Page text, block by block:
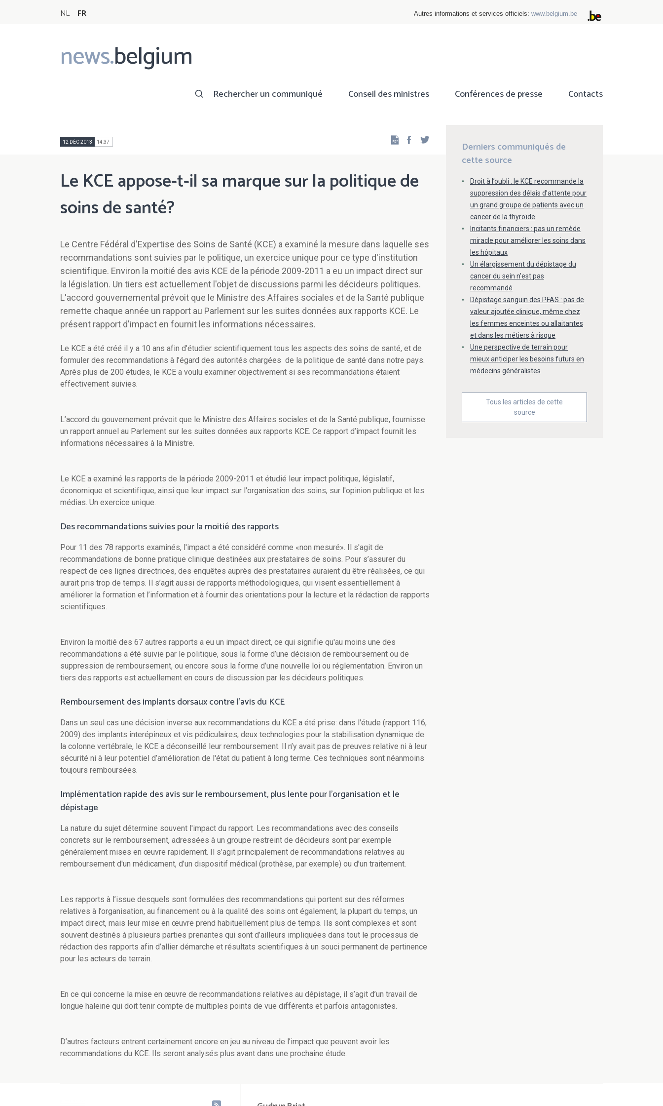
NL FR Autres informations et services officiels: www.belgium.be
news.belgium
Main
navigation
Rechercher un communiqué Conseil des ministres Conférences de presse Contacts
12 DÉC 2013 14:37 Facebook
Le KCE appose-t-il sa marque sur la politique de
soins de santé?
Le Centre Fédéral d'Expertise des Soins de Santé (KCE) a examiné la mesure dans laquelle ses
recommandations sont suivies par le politique, un exercice unique pour ce type d'institution
scientifique. Environ la moitié des avis KCE de la période 2009-2011 a eu un impact direct sur
la législation. Un tiers est actuellement l'objet de discussions parmi les décideurs politiques.
L'accord gouvernemental prévoit que le Ministre des Affaires sociales et de la Santé publique
remette chaque année un rapport au Parlement sur les suites données aux rapports KCE. Le
présent rapport d'impact en fournit les informations nécessaires.
Le KCE a été créé il y a 10 ans afin d’étudier scientifiquement tous les aspects des soins de santé, et de
formuler des recommandations à l’égard des autorités chargées de la politique de santé dans notre pays.
Après plus de 200 études, le KCE a voulu examiner objectivement si ses recommandations étaient
effectivement suivies.
L’accord du gouvernement prévoit que le Ministre des Affaires sociales et de la Santé publique, fournisse
un rapport annuel au Parlement sur les suites données aux rapports KCE. Ce rapport d’impact fournit les
informations nécessaires à la Ministre.
Le KCE a examiné les rapports de la période 2009-2011 et étudié leur impact politique, législatif,
économique et scientifique, ainsi que leur impact sur l'organisation des soins, sur l'opinion publique et les
médias. Un exercice unique.
Des recommandations suivies pour la moitié des rapports
Pour 11 des 78 rapports examinés, l'impact a été considéré comme «non mesuré». Il s'agit de
recommandations de bonne pratique clinique destinées aux prestataires de soins. Pour s’assurer du
respect de ces lignes directrices, des enquêtes auprès des prestataires auraient du être réalisées, ce qui
aurait pris trop de temps. Il s’agit aussi de rapports méthodologiques, qui visent essentiellement à
améliorer la formation et l’information et à fournir des orientations pour la lecture et la rédaction de rapports
scientifiques.
Environ la moitié des 67 autres rapports a eu un impact direct, ce qui signifie qu'au moins une des
recommandations a été suivie par le politique, sous la forme d’une décision de remboursement ou de
suppression de remboursement, ou encore sous la forme d’une nouvelle loi ou réglementation. Environ un
tiers des rapports est actuellement en cours de discussion par les décideurs politiques.
Remboursement des implants dorsaux contre l’avis du KCE
Dans un seul cas une décision inverse aux recommandations du KCE a été prise: dans l'étude (rapport 116,
2009) des implants interépineux et vis pédiculaires, deux technologies pour la stabilisation dynamique de
la colonne vertébrale, le KCE a déconseillé leur remboursement. Il n’y avait pas de preuves relative ni à leur
sécurité ni à leur potentiel d’amélioration de l'état du patient à long terme. Ces techniques sont néanmoins
toujours remboursées.
Implémentation rapide des avis sur le remboursement, plus lente pour l’organisation et le
dépistage
La nature du sujet détermine souvent l'impact du rapport. Les recommandations avec des conseils
concrets sur le remboursement, adressées à un groupe restreint de décideurs sont par exemple
généralement mises en œuvre rapidement. Il s’agit principalement de recommandations relatives au
remboursement d'un médicament, d’un dispositif médical (prothèse, par exemple) ou d’un traitement.
Les rapports à l’issue desquels sont formulées des recommandations qui portent sur des réformes
relatives à l’organisation, au financement ou à la qualité des soins ont également, la plupart du temps, un
impact direct, mais leur mise en œuvre prend habituellement plus de temps. Ils sont complexes et sont
souvent destinés à plusieurs parties prenantes qui sont d’ailleurs impliquées dans tout le processus de
rédaction des rapports afin d’allier démarche et résultats scientifiques à un souci permanent de pertinence
pour les acteurs de terrain.
En ce qui concerne la mise en œuvre de recommandations relatives au dépistage, il s’agit d’un travail de
longue haleine qui doit tenir compte de multiples points de vue différents et parfois antagonistes.
D’autres facteurs entrent certainement encore en jeu au niveau de l’impact que peuvent avoir les
recommandations du KCE. Ils seront analysés plus avant dans une prochaine étude.
Derniers communiqués de
cette source
Droit à l’oubli : le KCE recommande la
suppression des délais d’attente pour
un grand groupe de patients avec un
cancer de la thyroïde
Incitants financiers : pas un remède
miracle pour améliorer les soins dans
les hôpitaux
Un élargissement du dépistage du
cancer du sein n’est pas
recommandé
Dépistage sanguin des PFAS : pas de
valeur ajoutée clinique, même chez
les femmes enceintes ou allaitantes
et dans les métiers à risque
Une perspective de terrain pour
mieux anticiper les besoins futurs en
médecins généralistes
Tous les articles de cette
source